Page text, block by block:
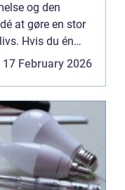
og den
at gøre en stor
Hvis du én
dernæst sørget
17 February 2026